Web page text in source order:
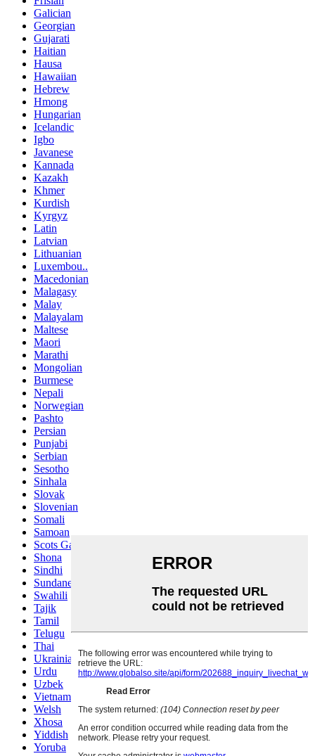
Galician
Georgian
Gujarati
Haitian
Hausa
Hawaiian
Hebrew
Hmong
Hungarian
Icelandic
Igbo
Javanese
Kannada
Kazakh
Khmer
Kurdish
Kyrgyz
Latin
Latvian
Lithuanian
Luxembou..
Macedonian
Malagasy
Malay
Malayalam
Maltese
Maori
Marathi
Mongolian
Burmese
Nepali
Norwegian
Pashto
Persian
Punjabi
Serbian
Sesotho
Sinhala
Slovak
Slovenian
Somali
Samoan
Scots Gaelic
Shona
Sindhi
Sundanese
Swahili
Tajik
Tamil
Telugu
Thai
Ukrainian
Urdu
Uzbek
Vietnamese
Welsh
Xhosa
Yiddish
Yoruba